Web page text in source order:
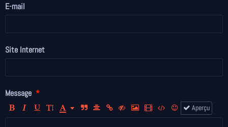
E-mail
Site Internet
Message
Aperçu